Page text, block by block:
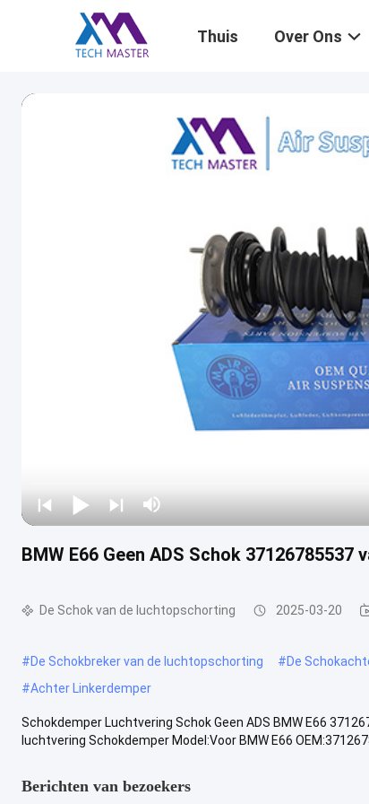
Thuis Over Ons
BMW E66 Geen ADS Schok
De Schok van de luchtopschorting 2025-03-20
#De Schokbreker van de luchtopschorting #De
#Achter Linkerdemper
Schokdemper Luchtvering Schok Geen ADS BMW E66
luchtvering Schokdemper Model:Voor BMW E66
Berichten van bezoekers